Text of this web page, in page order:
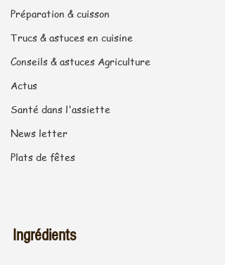
Préparation & cuisson
Trucs & astuces en cuisine
Conseils & astuces Agriculture
Actus
Santé dans l'assiette
News letter
Plats de fêtes
Ingrédients